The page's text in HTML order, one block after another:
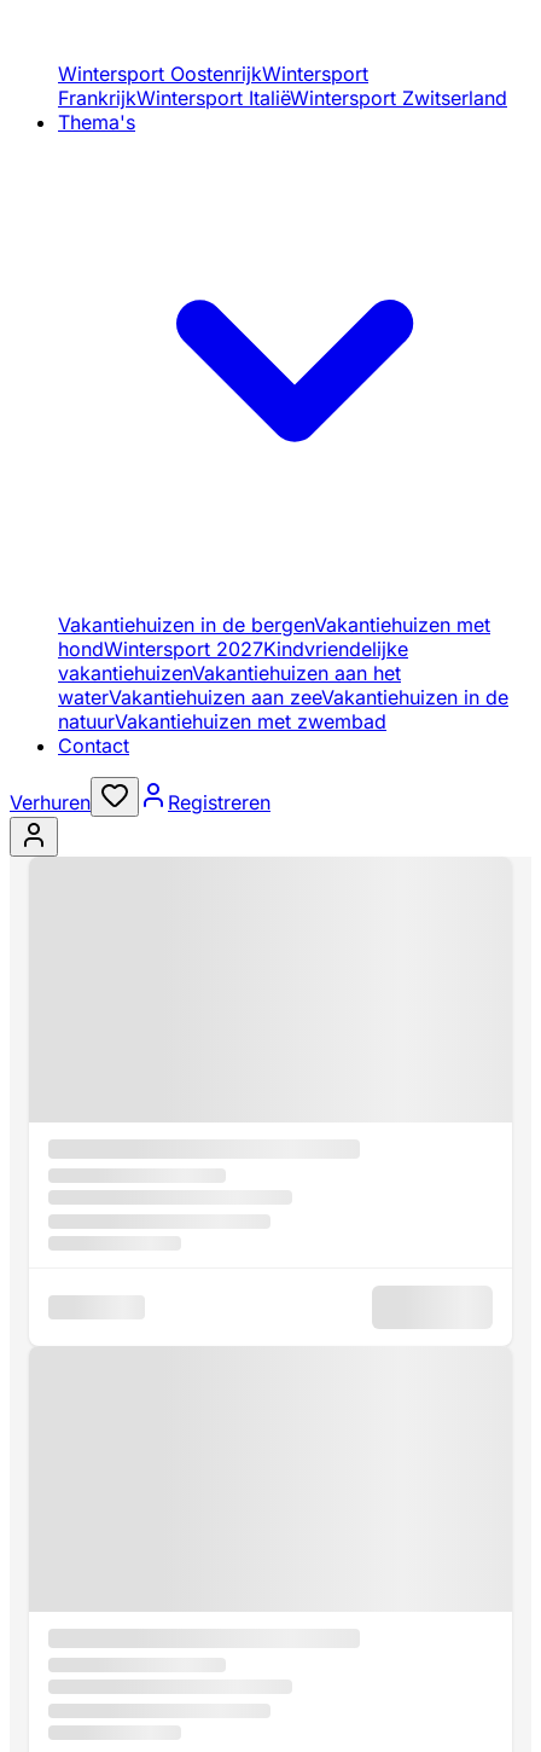
Wintersport OostenrijkWintersport
FrankrijkWintersport ItaliëWintersport Zwitserland
Thema's
Vakantiehuizen in de bergenVakantiehuizen met
hondWintersport 2027Kindvriendelijke
vakantiehuizenVakantiehuizen aan het
waterVakantiehuizen aan zeeVakantiehuizen in de
natuurVakantiehuizen met zwembad
Contact
Verhuren Registreren